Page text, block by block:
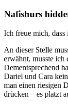
Nafishurs
Ich freue mich,
An dieser Stelle
erwähnt, musste
Dementsprechend
Dariel und Cara
man einen riesigen
drücken – es platzt